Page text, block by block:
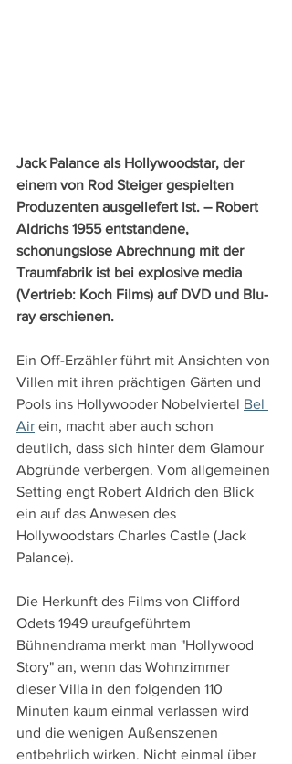
Jack Palance als Hollywoodstar, der
einem von Rod Steiger gespielten
Produzenten ausgeliefert ist. – Robert
Aldrichs 1955 entstandene,
schonungslose Abrechnung mit der
Traumfabrik ist bei explosive media
(Vertrieb: Koch Films) auf DVD und Blu-
ray erschienen.
Ein Off-Erzähler führt mit Ansichten von
Villen mit ihren prächtigen Gärten und
Pools ins Hollywooder Nobelviertel Bel
Air ein, macht aber auch schon
deutlich, dass sich hinter dem Glamour
Abgründe verbergen. Vom allgemeinen
Setting engt Robert Aldrich den Blick
ein auf das Anwesen des
Hollywoodstars Charles Castle (Jack
Palance).
Die Herkunft des Films von Clifford
Odets 1949 uraufgeführtem
Bühnendrama merkt man "Hollywood
Story" an, wenn das Wohnzimmer
dieser Villa in den folgenden 110
Minuten kaum einmal verlassen wird
und die wenigen Außenszenen
entbehrlich wirken. Nicht einmal über